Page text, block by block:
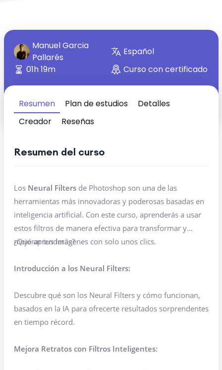
Manuel Garcia
Pallarés
Español
01h 19m
Curso con certificado
Resumen Plan de estudios
Detalles
Creador
Reseñas
Resumen del curso
Los Neural Filtersde Photoshop son una de las
herramientas más innovadoras y poderosas basadas en
inteligencia artificial. Con este curso, aprenderás a usar
estos filtros de manera efectiva para transformar y
mejorar tus imágenes con solo unos clics.
¿Qué aprenderás?
Introducción a los Neural Filters:
Descubre qué son los Neural Filters y cómo funcionan,
basados en la IA para ofrecerte resultados sorprendentes
en tiempo récord.
Mejora Retratos con Filtros Inteligentes: